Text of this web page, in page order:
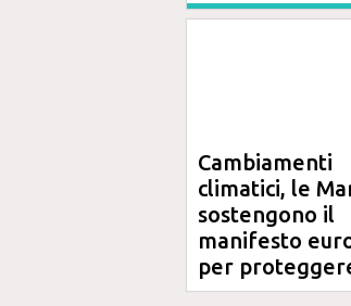
Cambiamenti
climatici, le
sostengono il
manifesto
per
aree costiere